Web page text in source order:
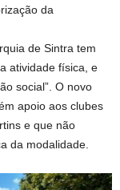
da
de Sintra tem
atividade física, e
social”. O novo
apoio aos clubes
e que não
da modalidade.